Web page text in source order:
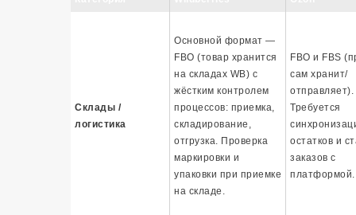
Склады /
логистика
Основной формат —
FBO (товар хранится
на складах WB) с
жёстким контролем
процессов: приемка,
складирование,
отгрузка. Проверка
маркировки и
упаковки при приемке
на складе.
FBO и FBS
сам хранит/
отправляет).
Требуется
остатков и
заказов с
платформой.